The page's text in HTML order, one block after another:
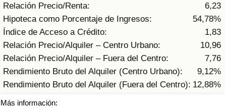
Relación Precio/Renta:
6,23
Hipoteca como Porcentaje de Ingresos:
54,78%
Índice de Acceso a Crédito:
1,83
Relación Precio/Alquiler – Centro Urbano:
10,96
Relación Precio/Alquiler – Fuera del Centro:
7,76
Rendimiento Bruto del Alquiler (Centro Urbano):
9,12%
Rendimiento Bruto del Alquiler (Fuera del Centro): 12,88%
Más información:
Índice de contaminación
Índice de Contaminación por País